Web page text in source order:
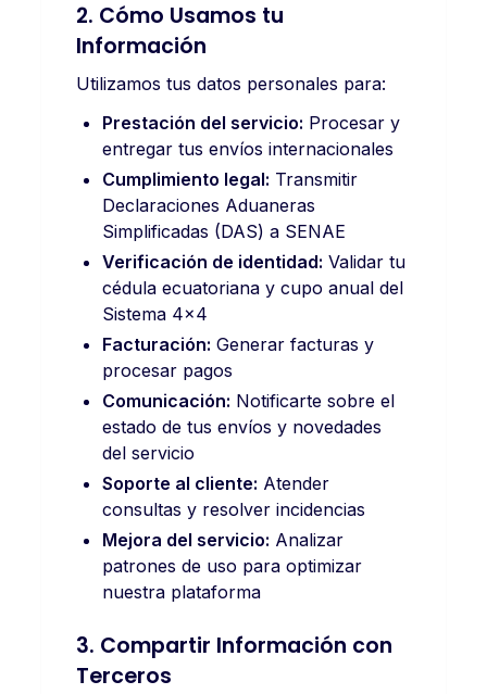
2. Cómo Usamos tu
Información
Utilizamos tus datos personales para:
Prestación del servicio: Procesar y
entregar tus envíos internacionales
Cumplimiento legal: Transmitir
Declaraciones Aduaneras
Simplificadas (DAS) a SENAE
Verificación de identidad: Validar tu
cédula ecuatoriana y cupo anual del
Sistema 4x4
Facturación: Generar facturas y
procesar pagos
Comunicación: Notificarte sobre el
estado de tus envíos y novedades
del servicio
Soporte al cliente: Atender
consultas y resolver incidencias
Mejora del servicio: Analizar
patrones de uso para optimizar
nuestra plataforma
3. Compartir Información con
Terceros